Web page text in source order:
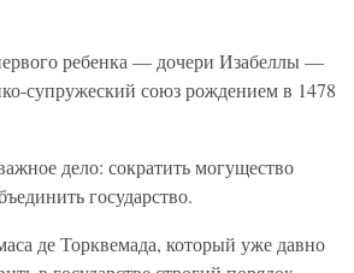
ребенка — дочери Изабеллы —
супружеский союз рождением в 1478
дело: сократить могущество
государство.
де Торквемада, который уже давно